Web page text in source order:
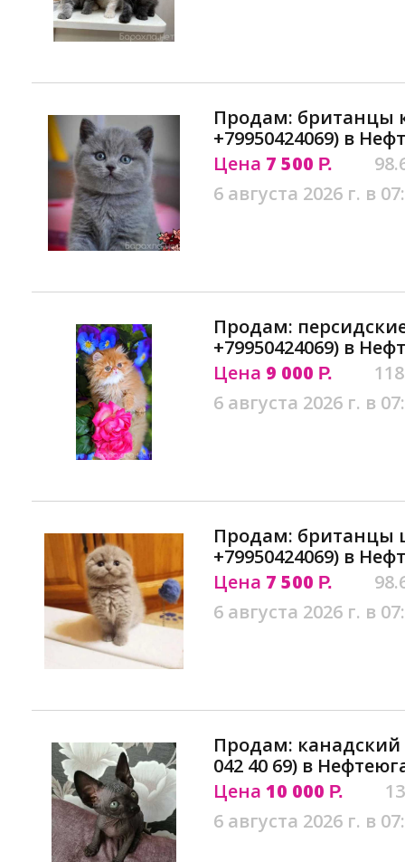
Продам: британцы
+79950424069) в
Цена 7 500 Р.
6 августа 2026 г. в
Продам:
+79950424069) в
Цена 9 000 Р.
6 августа 2026 г. в
Продам: британцы
+79950424069) в
Цена 7 500 Р.
6 августа 2026 г. в
Продам: канадский
042 40 69) в
Цена 10 000 Р.
6 августа 2026 г. в